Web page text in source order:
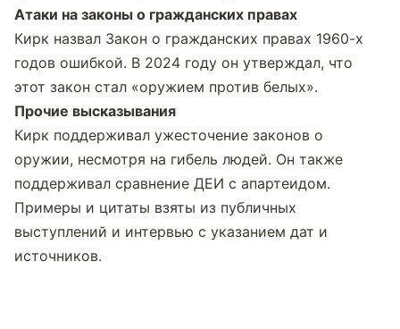
Атаки на законы о гражданских правах
Кирк назвал Закон о гражданских правах 1960-х
годов ошибкой. В 2024 году он утверждал, что
этот закон стал «оружием против белых».
Прочие высказывания
Кирк поддерживал ужесточение законов о
оружии, несмотря на гибель людей. Он также
поддерживал сравнение ДЕИ с апартеидом.
Примеры и цитаты взяты из публичных
выступлений и интервью с указанием дат и
источников.